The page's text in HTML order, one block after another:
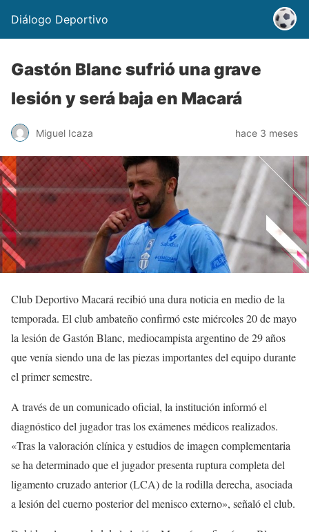
Diálogo Deportivo
Gastón Blanc sufrió una grave
lesión y será baja en Macará
Miguel Icaza hace 3 meses
Club Deportivo Macará recibió una dura noticia en medio de la
temporada. El club ambateño confirmó este miércoles 20 de mayo
la lesión de Gastón Blanc, mediocampista argentino de 29 años
que venía siendo una de las piezas importantes del equipo durante
el primer semestre.
A través de un comunicado oficial, la institución informó el
diagnóstico del jugador tras los exámenes médicos realizados.
«Tras la valoración clínica y estudios de imagen complementaria
se ha determinado que el jugador presenta ruptura completa del
ligamento cruzado anterior (LCA) de la rodilla derecha, asociada
a lesión del cuerno posterior del menisco externo», señaló el club.